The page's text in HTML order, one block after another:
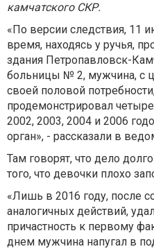
камчатского СКР.
«По версии следствия, 11
время, находясь у ручья,
здания Петропавловск-
больницы № 2, мужчина, с
своей половой
продемонстрировал
2002, 2003, 2004 и 2006
орган», - рассказали в
Там говорят, что дело
того, что девочки плохо
«Лишь в 2016 году, после
аналогичных действий,
причастность к первому
днем мужчина напугал в